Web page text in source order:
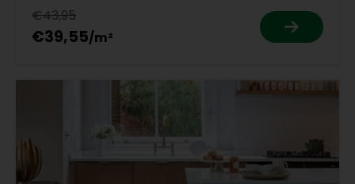
€43,95
€39,55